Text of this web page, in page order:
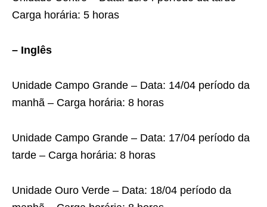
Carga horária: 5 horas
– Inglês
Unidade Campo Grande – Data: 14/04 período da
manhã – Carga horária: 8 horas
Unidade Campo Grande – Data: 17/04 período da
tarde – Carga horária: 8 horas
Unidade Ouro Verde – Data: 18/04 período da